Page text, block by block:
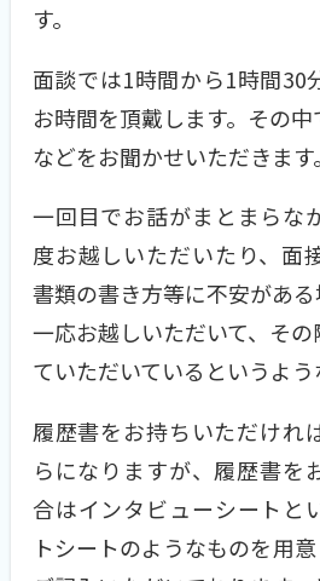
す。
面談では1時間から1時間30
お時間を頂戴します。その
などをお聞かせいただきます。
一回目でお話がまとまらな
度お越しいただいたり、面
書類の書き方等に不安があ
一応お越しいただいて、そ
ていただいているというよう
履歴書をお持ちいただけれ
らになりますが、履歴書を
合はインタビューシートと
トシートのようなものを用